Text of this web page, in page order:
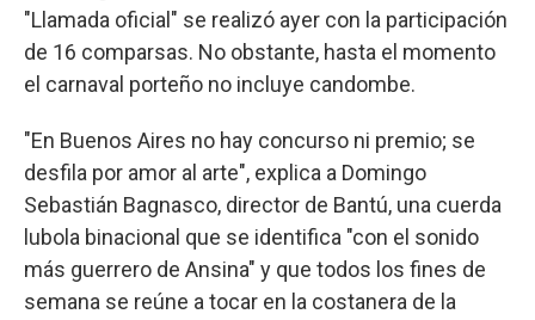
"Llamada oficial" se realizó ayer con la participación
de 16 comparsas. No obstante, hasta el momento
el carnaval porteño no incluye candombe.
"En Buenos Aires no hay concurso ni premio; se
desfila por amor al arte", explica a Domingo
Sebastián Bagnasco, director de Bantú, una cuerda
lubola binacional que se identifica "con el sonido
más guerrero de Ansina" y que todos los fines de
semana se reúne a tocar en la costanera de la